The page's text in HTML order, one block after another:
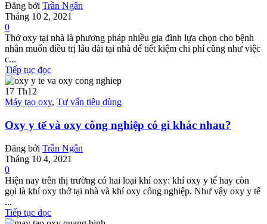
Đăng bởi Trần Ngân
Tháng 10 2, 2021
0
Thở oxy tại nhà là phương pháp nhiều gia đình lựa chọn cho bệnh
nhân muốn điều trị lâu dài tại nhà để tiết kiệm chi phí cũng như việc
c...
Tiếp tục đọc
17 Th12
Máy tạo oxy, Tư vấn tiêu dùng
Oxy y tế và oxy công nghiệp có gì khác nhau?
Đăng bởi Trần Ngân
Tháng 10 4, 2021
0
Hiện nay trên thị trường có hai loại khí oxy: khí oxy y tế hay còn
gọi là khí oxy thở tại nhà và khí oxy công nghiệp. Như vậy oxy y tế
...
Tiếp tục đọc